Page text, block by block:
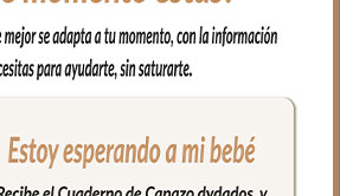
tejido piqué
algodón.
es de micro fibra
confort del bebé y